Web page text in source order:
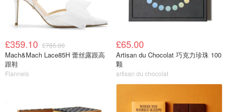
£359.10 £785.00
Mach&Mach Lace85H 蕾丝露跟高
跟鞋
Flannels
£65.00
Artisan du Chocolat 巧克力珍珠 100
颗
artisan du chocolat